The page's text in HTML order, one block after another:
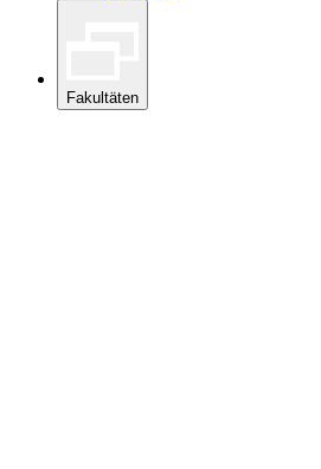
Fakultäten